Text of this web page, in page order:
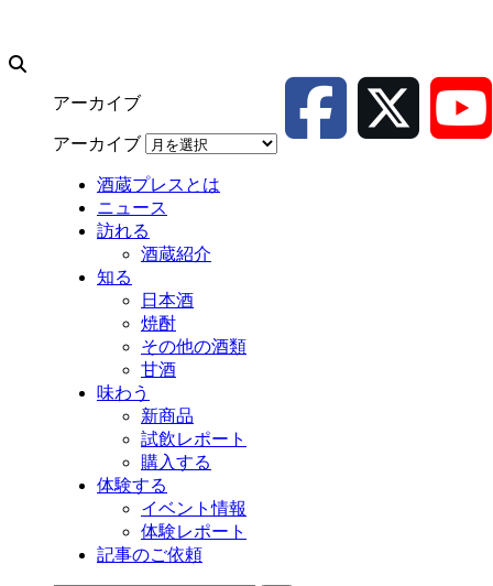
アーカイブ
アーカイブ
酒蔵プレスとは
ニュース
訪れる
酒蔵紹介
知る
日本酒
焼酎
その他の酒類
甘酒
味わう
新商品
試飲レポート
購入する
体験する
イベント情報
体験レポート
記事のご依頼